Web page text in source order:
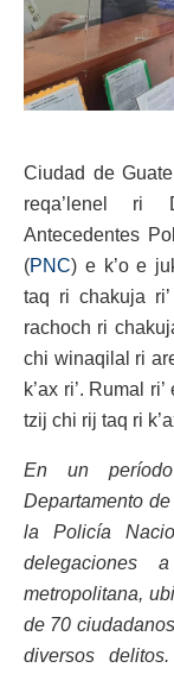
Ciudad de
reqa’lenel ri
Antecedentes
(PNC) e k’o e
taq ri chakuja
rachoch ri
chi winaqilal ri
k’ax ri’. Rumal
tzij chi rij taq ri
En un
Departamento
la Policía
metropolitana,
de 70
diversos